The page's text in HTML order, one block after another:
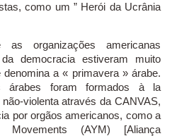
como um ” Herói da Ucrânia
organizações americanas
democracia estiveram muito
a « primavera » árabe.
árabes foram formados à la
violenta através da CANVAS,
por orgãos americanos, como a
(AYM) [Aliança